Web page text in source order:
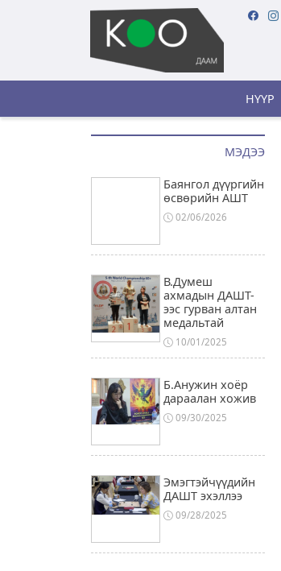
НҮҮР
МЭДЭЭ
Баянгол дүүргийн
өсвөрийн АШТ
02/06/2026
В.Думеш
ахмадын ДАШТ-
ээс гурван алтан
медальтай
10/01/2025
Б.Анужин хоёр
дараалан хожив
09/30/2025
Эмэгтэйчүүдийн
ДАШТ эхэллээ
09/28/2025